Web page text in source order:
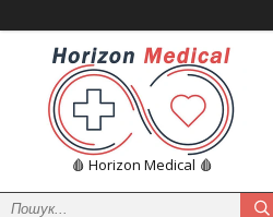
🩸 Horizon Medical 🩸